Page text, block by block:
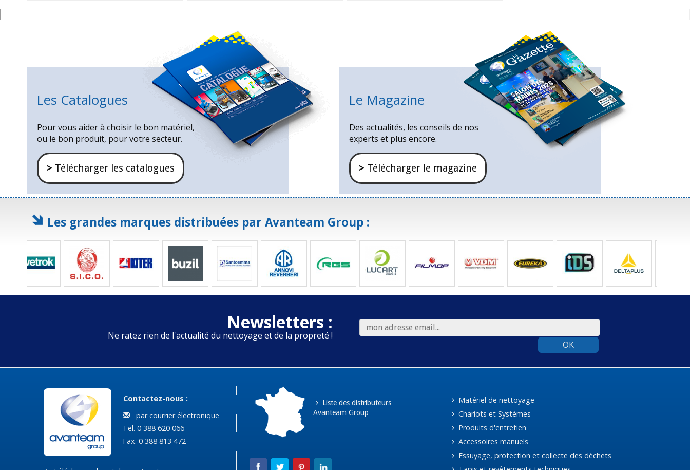
Les Catalogues
Pour vous aider à choisir le bon matériel,
ou le bon produit, pour votre secteur.
> Télécharger les catalogues
Le Magazine
Des actualités, les conseils de nos
experts et plus encore.
> Télécharger le magazine
Les grandes marques distribuées par Avanteam Group :
Newsletters :
Ne ratez rien de l'actualité du nettoyage et de la propreté !
OK
Contactez-nous :
par courrier électronique
Tel. 0 388 620 066
Fax. 0 388 813 472
Liste des distributeurs
Avanteam Group
Matériel de nettoyage
Chariots et Systèmes
Produits d'entretien
Accessoires manuels
Essuyage, protection et collecte des déchets